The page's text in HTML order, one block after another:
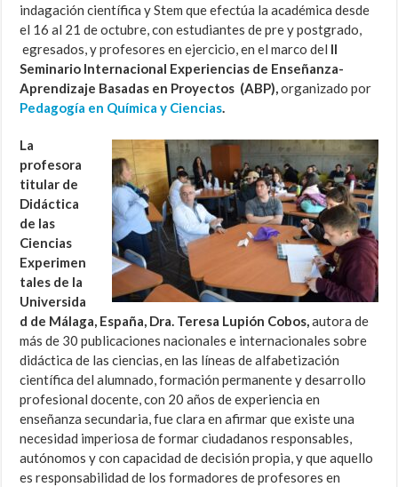
indagación científica y Stem que efectúa la académica desde
el 16 al 21 de octubre, con estudiantes de pre y postgrado,
egresados, y profesores en ejercicio, en el marco del II
Seminario Internacional Experiencias de Enseñanza-
Aprendizaje Basadas en Proyectos (ABP),organizado por
Pedagogía en Química y Ciencias.
La
profesora
titular de
Didáctica
de las
Ciencias
Experimen
tales de la
Universida
d de Málaga, España, Dra. Teresa Lupión Cobos,autora de
más de 30 publicaciones nacionales e internacionales sobre
didáctica de las ciencias, en las líneas de alfabetización
científica del alumnado, formación permanente y desarrollo
profesional docente, con 20 años de experiencia en
enseñanza secundaria, fue clara en afirmar que existe una
necesidad imperiosa de formar ciudadanos responsables,
autónomos y con capacidad de decisión propia, y que aquello
es responsabilidad de los formadores de profesores en